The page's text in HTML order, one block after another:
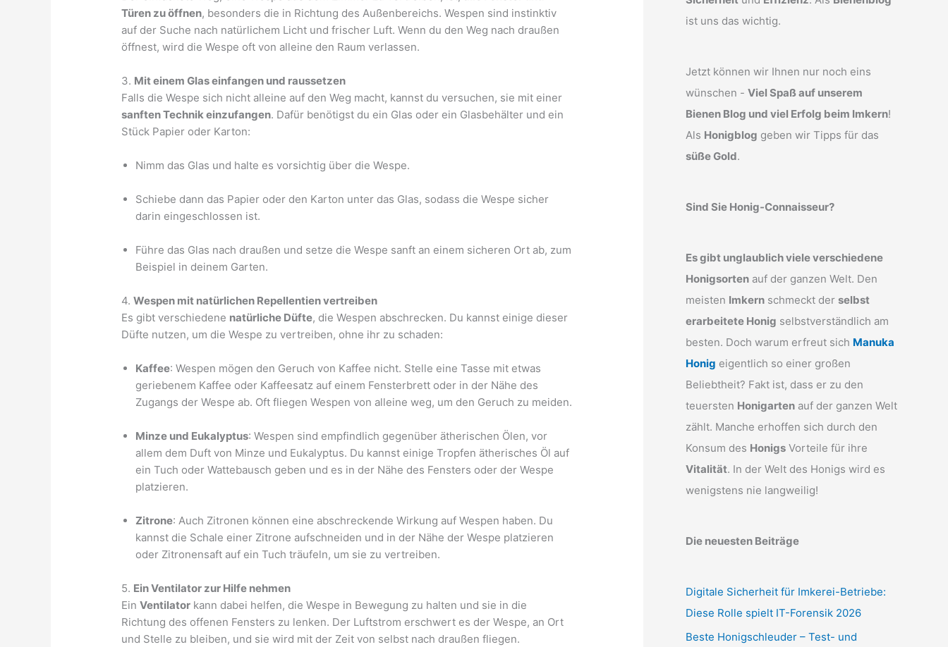
Türen zu öffnen, besonders die in Richtung des Außenbereichs. Wespen sind instinktiv
auf der Suche nach natürlichem Licht und frischer Luft. Wenn du den Weg nach draußen
öffnest, wird die Wespe oft von alleine den Raum verlassen.
3. Mit einem Glas einfangen und raussetzen
Falls die Wespe sich nicht alleine auf den Weg macht, kannst du versuchen, sie mit einer
sanften Technik einzufangen. Dafür benötigst du ein Glas oder ein Glasbehälter und ein
Stück Papier oder Karton:
Nimm das Glas und halte es vorsichtig über die Wespe.
Schiebe dann das Papier oder den Karton unter das Glas, sodass die Wespe sicher
darin eingeschlossen ist.
Führe das Glas nach draußen und setze die Wespe sanft an einem sicheren Ort ab, zum
Beispiel in deinem Garten.
4.Wespen mit natürlichen Repellentien vertreiben
Es gibt verschiedene natürliche Düfte, die Wespen abschrecken. Du kannst einige dieser
Düfte nutzen, um die Wespe zu vertreiben, ohne ihr zu schaden:
Kaffee: Wespen mögen den Geruch von Kaffee nicht. Stelle eine Tasse mit etwas
geriebenem Kaffee oder Kaffeesatz auf einem Fensterbrett oder in der Nähe des
Zugangs der Wespe ab. Oft fliegen Wespen von alleine weg, um den Geruch zu meiden.
Minze und Eukalyptus: Wespen sind empfindlich gegenüber ätherischen Ölen, vor
allem dem Duft von Minze und Eukalyptus. Du kannst einige Tropfen ätherisches Öl auf
ein Tuch oder Wattebausch geben und es in der Nähe des Fensters oder der Wespe
platzieren.
Zitrone: Auch Zitronen können eine abschreckende Wirkung auf Wespen haben. Du
kannst die Schale einer Zitrone aufschneiden und in der Nähe der Wespe platzieren
oder Zitronensaft auf ein Tuch träufeln, um sie zu vertreiben.
5. Ein Ventilator zur Hilfe nehmen
EinVentilator kann dabei helfen, die Wespe in Bewegung zu halten und sie in die
Richtung des offenen Fensters zu lenken. Der Luftstrom erschwert es der Wespe, an Ort
und Stelle zu bleiben, und sie wird mit der Zeit von selbst nach draußen fliegen.
ist uns das wichtig.
Jetzt können wir Ihnen nur noch eins
wünschen - Viel Spaß auf unserem
Bienen Blog und viel Erfolg beim Imkern!
Als Honigblog geben wir Tipps für das
süße Gold.
Sind Sie Honig-Connaisseur?
Es gibt unglaublich viele verschiedene
Honigsorten auf der ganzen Welt. Den
meisten Imkern schmeckt der selbst
erarbeitete Honig selbstverständlich am
besten. Doch warum erfreut sich Manuka
Honig eigentlich so einer großen
Beliebtheit? Fakt ist, dass er zu den
teuersten Honigarten auf der ganzen Welt
zählt. Manche erhoffen sich durch den
Konsum des Honigs Vorteile für ihre
Vitalität. In der Welt des Honigs wird es
wenigstens nie langweilig!
Die neuesten Beiträge
Digitale Sicherheit für Imkerei-Betriebe:
Diese Rolle spielt IT-Forensik 2026
Beste Honigschleuder – Test- und